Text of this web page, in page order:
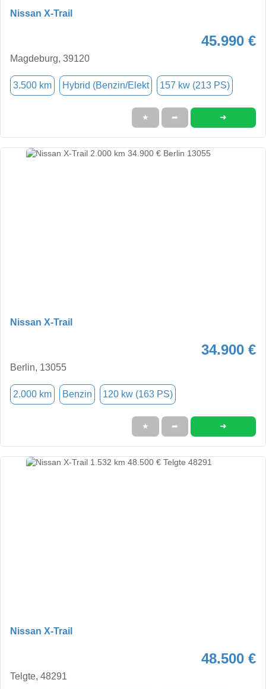
Nissan X-Trail
45.990 €
Magdeburg, 39120
3.500 km Hybrid (Benzin/Elekt 157 kw (213 PS)
★ ➦ ➜
Nissan X-Trail
34.900 €
Berlin, 13055
2.000 km Benzin 120 kw (163 PS)
★ ➦ ➜
Nissan X-Trail
48.500 €
Telgte, 48291